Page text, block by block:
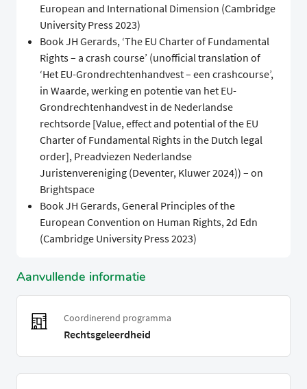
European and International Dimension (Cambridge
University Press 2023)
Book JH Gerards, ‘The EU Charter of Fundamental
Rights – a crash course’ (unofficial translation of
‘Het EU-Grondrechtenhandvest – een crashcourse’,
in Waarde, werking en potentie van het EU-
Grondrechtenhandvest in de Nederlandse
rechtsorde [Value, effect and potential of the EU
Charter of Fundamental Rights in the Dutch legal
order], Preadviezen Nederlandse
Juristenvereniging (Deventer, Kluwer 2024)) – on
Brightspace
Book JH Gerards, General Principles of the
European Convention on Human Rights, 2d Edn
(Cambridge University Press 2023)
Aanvullende informatie
Coordinerend programma
Rechtsgeleerdheid